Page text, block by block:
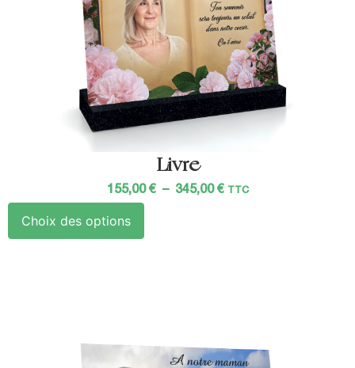
Livre
155,00 € – 345,00 € TTC
Choix des options